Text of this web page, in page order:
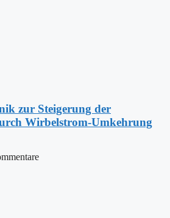
zur Steigerung der
Wirbelstrom-Umkehrung